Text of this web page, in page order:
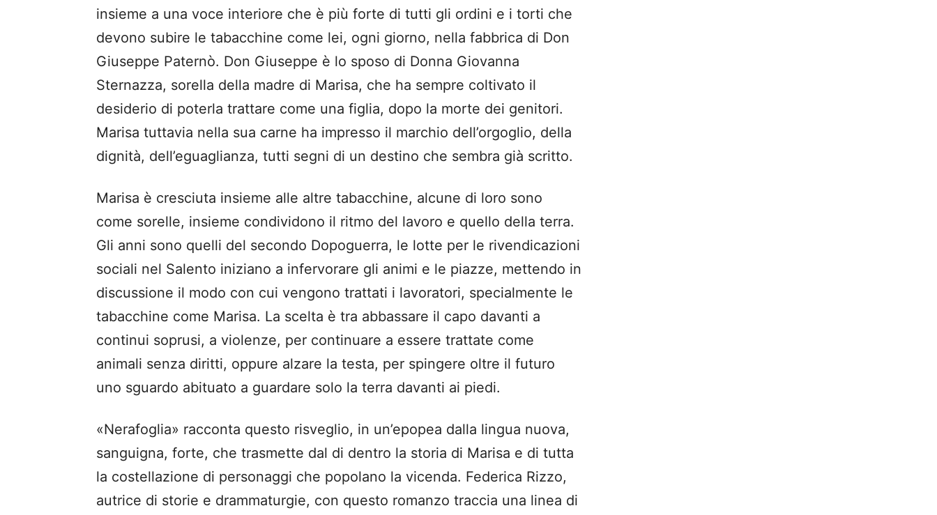
insieme a una voce interiore che è più forte di tutti gli ordini e i torti che
devono subire le tabacchine come lei, ogni giorno, nella fabbrica di Don
Giuseppe Paternò. Don Giuseppe è lo sposo di Donna Giovanna
Sternazza, sorella della madre di Marisa, che ha sempre coltivato il
desiderio di poterla trattare come una figlia, dopo la morte dei genitori.
Marisa tuttavia nella sua carne ha impresso il marchio dell’orgoglio, della
dignità, dell’eguaglianza, tutti segni di un destino che sembra già scritto.
Marisa è cresciuta insieme alle altre tabacchine, alcune di loro sono
come sorelle, insieme condividono il ritmo del lavoro e quello della terra.
Gli anni sono quelli del secondo Dopoguerra, le lotte per le rivendicazioni
sociali nel Salento iniziano a infervorare gli animi e le piazze, mettendo in
discussione il modo con cui vengono trattati i lavoratori, specialmente le
tabacchine come Marisa. La scelta è tra abbassare il capo davanti a
continui soprusi, a violenze, per continuare a essere trattate come
animali senza diritti, oppure alzare la testa, per spingere oltre il futuro
uno sguardo abituato a guardare solo la terra davanti ai piedi.
«Nerafoglia» racconta questo risveglio, in un’epopea dalla lingua nuova,
sanguigna, forte, che trasmette dal di dentro la storia di Marisa e di tutta
la costellazione di personaggi che popolano la vicenda. Federica Rizzo,
autrice di storie e drammaturgie, con questo romanzo traccia una linea di